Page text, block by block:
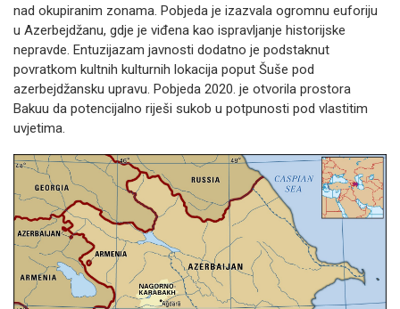
nad okupiranim zonama. Pobjeda je izazvala ogromnu euforiju
u Azerbejdžanu, gdje je viđena kao ispravljanje historijske
nepravde. Entuzijazam javnosti dodatno je podstaknut
povratkom kultnih kulturnih lokacija poput Šuše pod
azerbejdžansku upravu. Pobjeda 2020. je otvorila prostora
Bakuu da potencijalno riješi sukob u potpunosti pod vlastitim
uvjetima.